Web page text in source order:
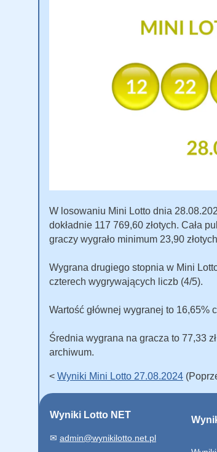
W losowaniu Mini Lotto dnia
dokładnie 117 769,60 złotych. Cała
graczy wygrało minimum 23,90
Wygrana drugiego stopnia w Mini
czterech wygrywających liczb (4/5).
Wartość głównej wygranej to 16,65%
Średnia wygrana na gracza to 77,33
archiwum.
< Wyniki Mini Lotto 27.08.2024
Wyniki Lotto NET
✉ admin@wynikilotto.net.pl